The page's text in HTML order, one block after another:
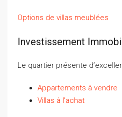
Options de villas meublées
Investissement
Le quartier présente
Appartements à vendre
Villas à l’achat